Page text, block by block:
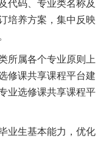
代码、专业类名称及
培养方案，集中反映
所属各个专业原则上
修课共享课程平台建
业选修课共享课程平
业生基本能力，优化